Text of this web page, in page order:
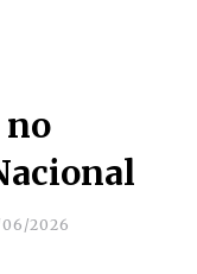
no
2026